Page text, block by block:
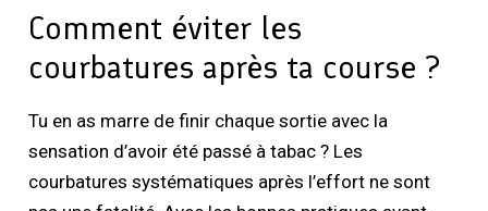
Comment éviter les
courbatures après ta course ?
Tu en as marre de finir chaque sortie avec la
sensation d’avoir été passé à tabac ? Les
courbatures systématiques après l’effort ne sont